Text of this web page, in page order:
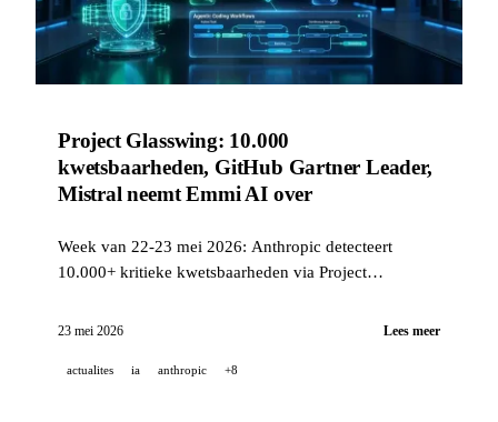
Project Glasswing: 10.000
kwetsbaarheden, GitHub Gartner Leader,
Mistral neemt Emmi AI over
Week van 22-23 mei 2026: Anthropic detecteert
10.000+ kritieke kwetsbaarheden via Project
zijn titel als Gartner Leader, Mistral neemt Emmi AI
Bumblebee als open source.
23 mei 2026 Lees meer
actualites ia anthropic +8